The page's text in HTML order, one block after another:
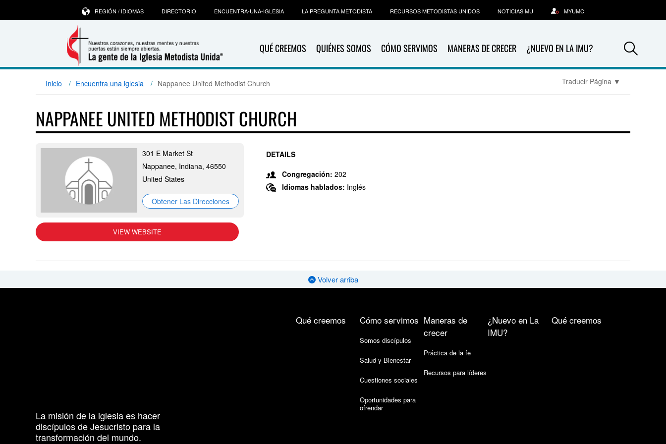
QUÉ CREEMOS QUIÉNES SOMOS CÓMO SERVIMOS MANERAS DE CRECER ¿NUEVO EN LA IMU?
REGIÓN / IDIOMAS DIRECTORIO ENCUENTRA-UNA-IGLESIA LA PREGUNTA METODISTA RECURSOS METODISTAS UNIDOS NOTICIAS MU MYUMC
Inicio Encuentra una iglesia Nappanee United Methodist Church Traducir Página ▼
NAPPANEE UNITED METHODIST CHURCH
301 E Market St
Nappanee, Indiana, 46550
United States
Obtener Las Direcciones
VIEW WEBSITE
DETAILS
Congregación: 202
Idiomas hablados: Inglés
Volver arriba
La misión de la iglesia es hacer
discípulos de Jesucristo para la
transformación del mundo.
Qué creemos Cómo servimos
Somos discípulos
Salud y Bienestar
Cuestiones sociales
Oportunidades para
ofrendar
Maneras de
crecer
Práctica de la fe
Recursos para líderes
¿Nuevo en La
IMU?
Qué creemos